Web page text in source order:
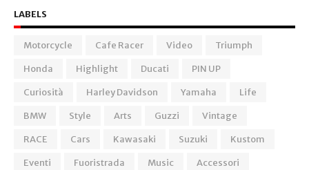
LABELS
Motorcycle Cafe Racer Video
Triumph
Honda
Highlight Ducati
PIN UP
Curiosità
Harley Davidson Yamaha
Life
BMW
Style Arts Guzzi
Vintage
RACE
Cars Kawasaki Suzuki
Kustom
Eventi
Fuoristrada Music
Accessori